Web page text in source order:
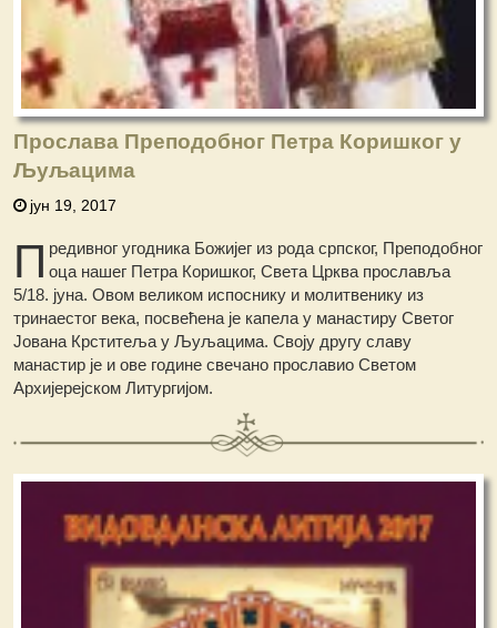
Прослава Преподобног Петра Коришког у
Љуљацима
јун 19, 2017
П редивног угодника Божијег из рода српског, Преподобног
оца нашег Петра Коришког, Света Црква прославља
5/18. јуна. Овом великом испоснику и молитвенику из
тринаестог века, посвећена је капела у манастиру Светог
Јована Крститеља у Љуљацима. Своју другу славу
манастир је и ове године свечано прославио Светом
Архијерејском Литургијом.